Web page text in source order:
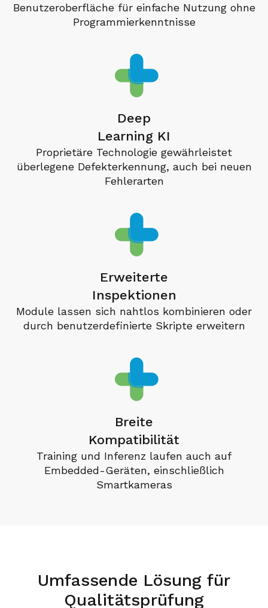
Benutzeroberfläche für einfache Nutzung ohne
Programmierkenntnisse
Deep
Learning KI
Proprietäre Technologie gewährleistet
überlegene Defekterkennung, auch bei neuen
Fehlerarten
Erweiterte
Inspektionen
Module lassen sich nahtlos kombinieren oder
durch benutzerdefinierte Skripte erweitern
Breite
Kompatibilität
Training und Inferenz laufen auch auf
Embedded-Geräten, einschließlich
Smartkameras
Umfassende Lösung für
Qualitätsprüfung